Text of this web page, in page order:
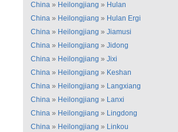
China » Heilongjiang » Hulan
China » Heilongjiang » Hulan Ergi
China » Heilongjiang » Jiamusi
China » Heilongjiang » Jidong
China » Heilongjiang » Jixi
China » Heilongjiang » Keshan
China » Heilongjiang » Langxiang
China » Heilongjiang » Lanxi
China » Heilongjiang » Lingdong
China » Heilongjiang » Linkou